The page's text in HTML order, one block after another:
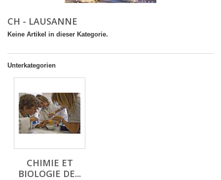
CH - LAUSANNE
Keine Artikel in dieser Kategorie.
Unterkategorien
CHIMIE ET
BIOLOGIE DE...